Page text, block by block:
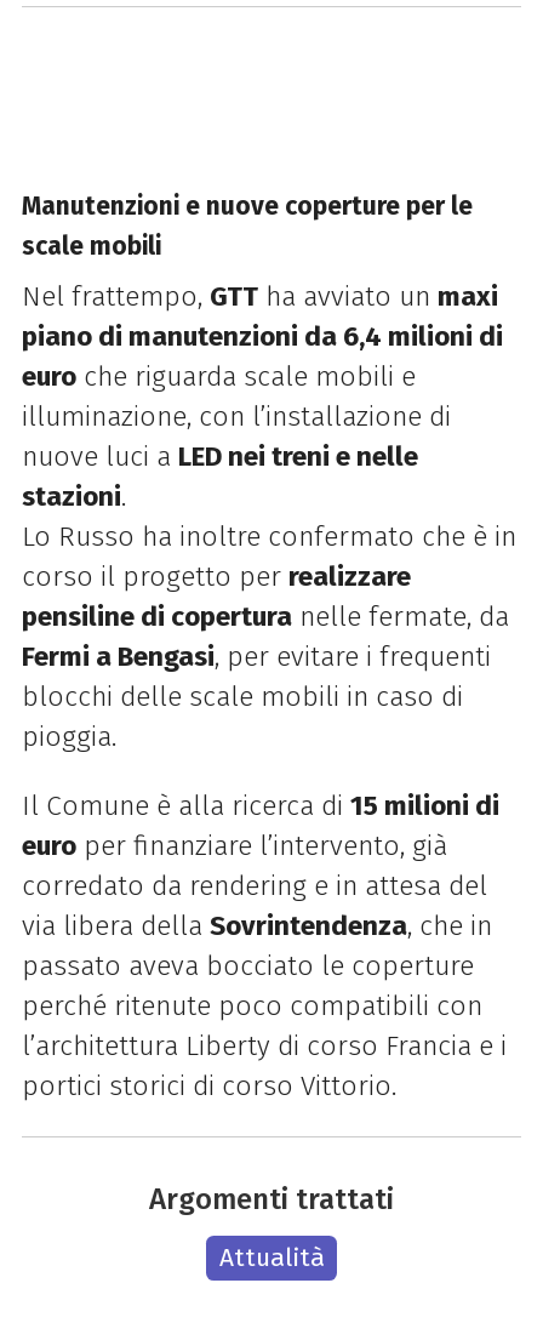
Manutenzioni e nuove coperture per le
scale mobili
Nel frattempo, GTTha avviato un maxi
piano di manutenzioni da 6,4 milioni di
euroche riguarda scale mobili e
illuminazione, con l’installazione di
nuove luci a LED nei treni e nelle
stazioni.
Lo Russo ha inoltre confermato che è in
corso il progetto per realizzare
pensiline di coperturanelle fermate, da
Fermi a Bengasi, per evitare i frequenti
blocchi delle scale mobili in caso di
pioggia.
Il Comune è alla ricerca di 15 milioni di
europer finanziare l’intervento, già
corredato da rendering e in attesa del
via libera della Sovrintendenza, che in
passato aveva bocciato le coperture
perché ritenute poco compatibili con
l’architettura Liberty di corso Francia e i
portici storici di corso Vittorio.
Argomenti trattati
Attualità